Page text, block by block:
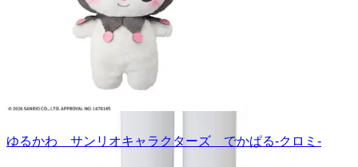
ゆるかわ サンリオキャラクターズ でかぱる‐クロミ‐